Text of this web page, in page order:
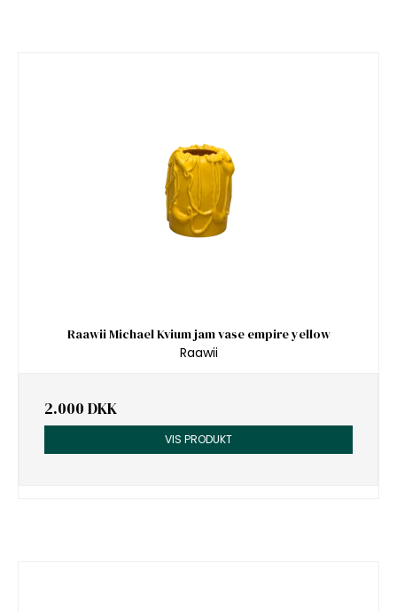
Raawii Michael Kvium jam vase empire yellow
Raawii
2.000 DKK
VIS PRODUKT